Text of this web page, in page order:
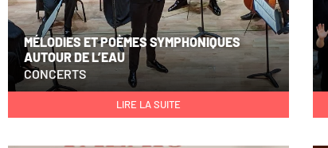
MÉLODIES ET POÈMES SYMPHONIQUES
AUTOUR DE L’EAU
CONCERTS
LIRE LA SUITE